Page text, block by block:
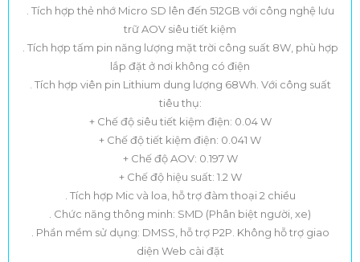
. Tích hợp thẻ nhớ Micro SD lên đến 512GB với công nghệ lưu
trữ AOV siêu tiết kiệm
. Tích hợp tấm pin năng lượng mặt trời công suất 8W, phù hợp
lắp đặt ở nơi không có điện
. Tích hợp viên pin Lithium dung lượng 68Wh. Với công suất
tiêu thụ:
+ Chế độ siêu tiết kiệm điện: 0.04 W
+ Chế độ tiết kiệm điện: 0.041 W
+ Chế độ AOV: 0.197 W
+ Chế độ hiệu suất: 1.2 W
. Tích hợp Mic và loa, hỗ trợ đàm thoại 2 chiều
. Chức năng thông minh: SMD (Phân biệt người, xe)
. Phần mềm sử dụng: DMSS, hỗ trợ P2P. Không hỗ trợ giao
diện Web cài đặt